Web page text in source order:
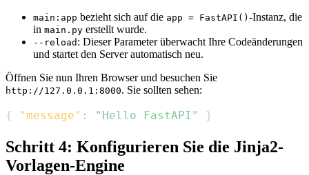
main:app bezieht sich auf die app = FastAPI() -Instanz, die
in main.py erstellt wurde.
--reload : Dieser Parameter überwacht Ihre Codeänderungen
und startet den Server automatisch neu.
Öffnen Sie nun Ihren Browser und besuchen Sie
http://127.0.0.1:8000. Sie sollten sehen:
{ "message" : "Hello FastAPI" }
Schritt 4: Konfigurieren Sie die Jinja2-
Vorlagen-Engine